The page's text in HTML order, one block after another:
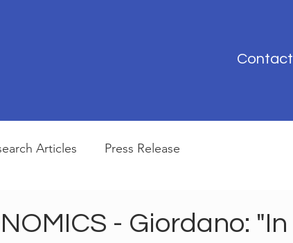
Contact
Articles Press Release
- Giordano: